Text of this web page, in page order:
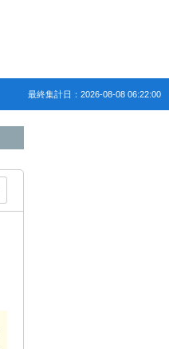
最終集計日：2026-08-08 06:22:00